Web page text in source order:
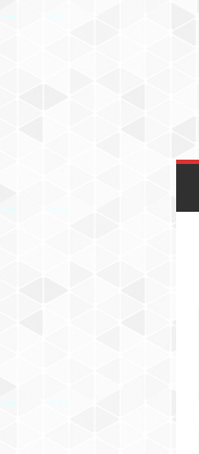
P